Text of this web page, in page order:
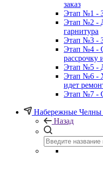
заказ
Этап №1 -
Этап №2 -
гарнитура
Этап №3 -
Этап №4 -
рассрочку
Этап №5 -
Этап №6 -
идет
Этап №7 -
Набережные Челны
Назад